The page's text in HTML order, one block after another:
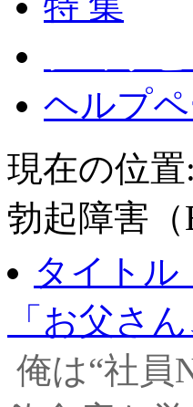
ヘルプ
現在の位置:
勃起障害
タイトル
「お父さ
俺は“社員